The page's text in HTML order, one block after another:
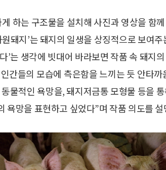
하는 구조물을 설치해 사진과 영상을 함
돼지’는 돼지의 일생을 상징적으로 보여
’는 생각에 빗대어 바라보면 작품 속 돼지
간들의 모습에 측은함을 느끼는 듯 안타
물적인 욕망을, 돼지저금통 모형물 등을
욕망을 표현하고 싶었다”며 작품 의도를